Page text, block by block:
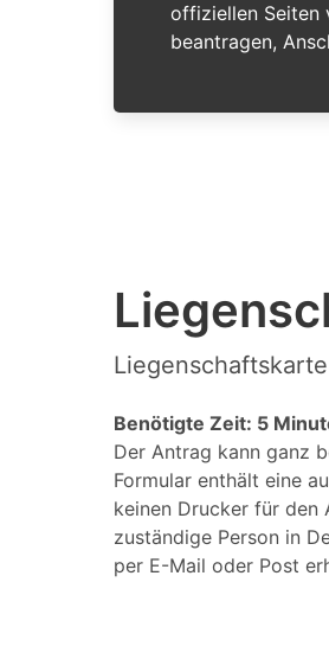
offiziellen Seiten
beantragen,
Benötigte Zeit: 5
Der Antrag kann ganz
Formular enthält eine
keinen Drucker für den
zuständige Person in
per E-Mail oder Post